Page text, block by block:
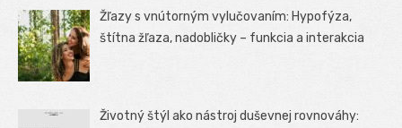
Žľazy s vnútorným vylučovaním: Hypofýza,
štítna žľaza, nadobličky – funkcia a interakcia
Životný štýl ako nástroj duševnej rovnováhy: